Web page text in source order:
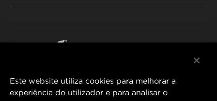
CONTACTE NOS
Este website utiliza cookies para melhorar a
experiência do utilizador e para analisar o